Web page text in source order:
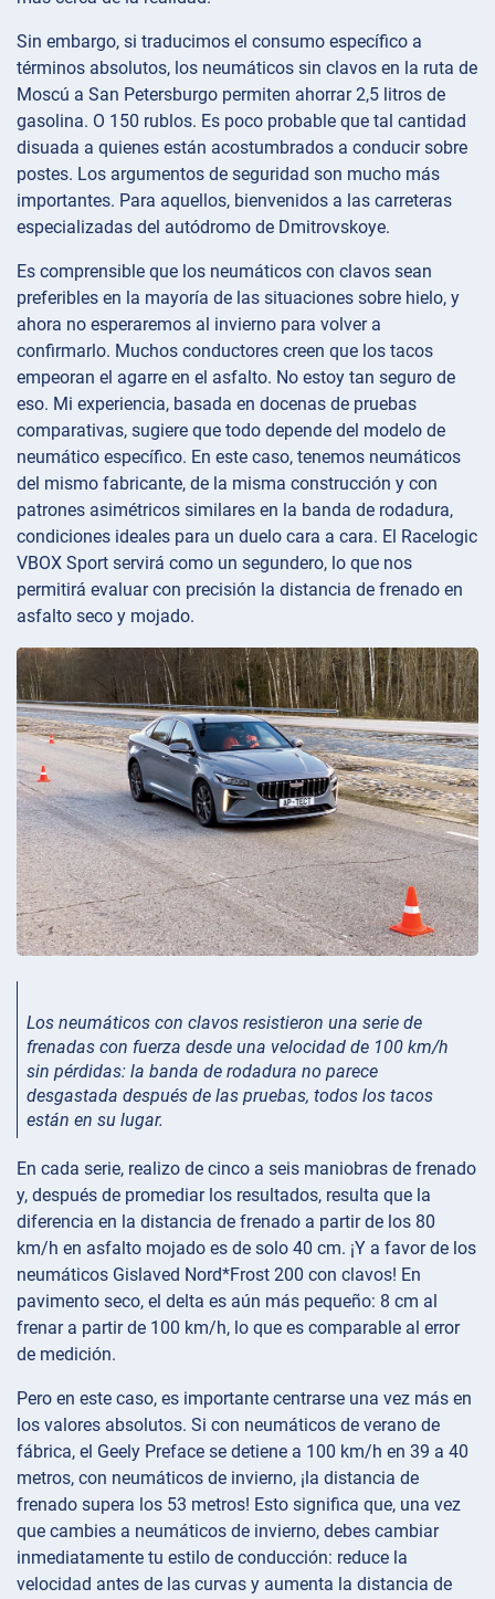
Sin embargo, si traducimos el consumo específico a
términos absolutos, los neumáticos sin clavos en la ruta de
Moscú a San Petersburgo permiten ahorrar 2,5 litros de
gasolina. O 150 rublos. Es poco probable que tal cantidad
disuada a quienes están acostumbrados a conducir sobre
postes. Los argumentos de seguridad son mucho más
importantes. Para aquellos, bienvenidos a las carreteras
especializadas del autódromo de Dmitrovskoye.
Es comprensible que los neumáticos con clavos sean
preferibles en la mayoría de las situaciones sobre hielo, y
ahora no esperaremos al invierno para volver a
confirmarlo. Muchos conductores creen que los tacos
empeoran el agarre en el asfalto. No estoy tan seguro de
eso. Mi experiencia, basada en docenas de pruebas
comparativas, sugiere que todo depende del modelo de
neumático específico. En este caso, tenemos neumáticos
del mismo fabricante, de la misma construcción y con
patrones asimétricos similares en la banda de rodadura,
condiciones ideales para un duelo cara a cara. El Racelogic
VBOX Sport servirá como un segundero, lo que nos
permitirá evaluar con precisión la distancia de frenado en
asfalto seco y mojado.
Los neumáticos con clavos resistieron una serie de
frenadas con fuerza desde una velocidad de 100 km/h
sin pérdidas: la banda de rodadura no parece
desgastada después de las pruebas, todos los tacos
están en su lugar.
En cada serie, realizo de cinco a seis maniobras de frenado
y, después de promediar los resultados, resulta que la
diferencia en la distancia de frenado a partir de los 80
km/h en asfalto mojado es de solo 40 cm. ¡Y a favor de los
neumáticos Gislaved Nord*Frost 200 con clavos! En
pavimento seco, el delta es aún más pequeño: 8 cm al
frenar a partir de 100 km/h, lo que es comparable al error
de medición.
Pero en este caso, es importante centrarse una vez más en
los valores absolutos. Si con neumáticos de verano de
fábrica, el Geely Preface se detiene a 100 km/h en 39 a 40
metros, con neumáticos de invierno, ¡la distancia de
frenado supera los 53 metros! Esto significa que, una vez
que cambies a neumáticos de invierno, debes cambiar
inmediatamente tu estilo de conducción: reduce la
velocidad antes de las curvas y aumenta la distancia de